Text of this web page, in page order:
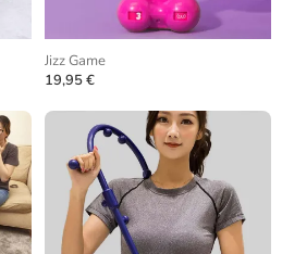
Jizz Game
19,95 €